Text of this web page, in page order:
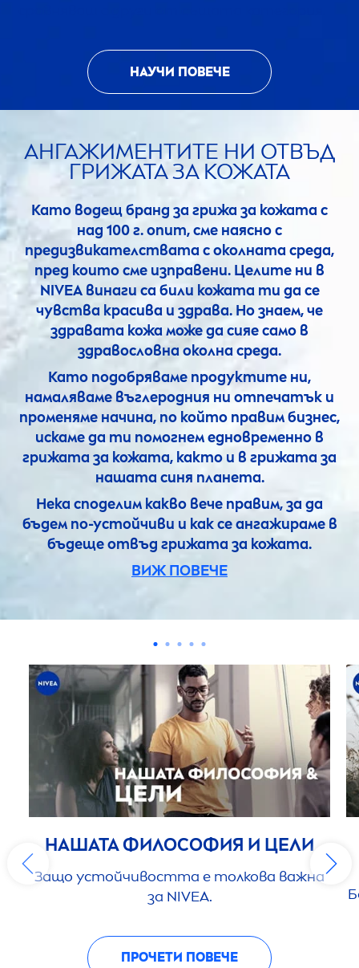
НАУЧИ ПОВЕЧЕ
АНГАЖИМЕНТИТЕ НИ ОТВЪД
ГРИЖАТА ЗА КОЖАТА
Като водещ бранд за грижа за кожата с
над 100 г. опит, сме наясно с
предизвикателствата с околната среда,
пред които сме изправени. Целите ни в
NIVEAвинаги са били кожата ти да се
чувства красива и здрава. Но знаем, че
здравата кожа може да сияе само в
здравословна околна среда.
Като подобряваме продуктите ни,
намаляваме въглеродния ни отпечатък и
променяме начина, по който правим бизнес,
искаме да ти помогнем едновременно в
грижата за кожата, както и в грижата за
нашата синя планета.
Нека споделим какво вече правим, за да
бъдем по-устойчиви и как се ангажираме в
бъдеще отвъд грижата за кожата.
ВИЖ ПОВЕЧЕ
НАШАТА ФИЛОСОФИЯ И ЦЕЛИ
Защо устойчивостта е толкова важна
за NIVEA.
ПРОЧЕТИ ПОВЕЧЕ